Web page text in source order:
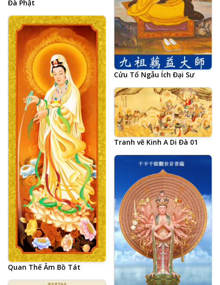
Cửu Tổ Ngẫu Ích Đại Sư
Đà Phật
Quan Thế Âm Bồ Tát
Tranh vẽ Kinh A Di Đà 01